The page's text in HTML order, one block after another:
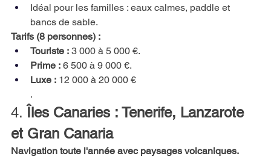
Idéal pour les familles : eaux calmes, paddle et
bancs de sable.
Tarifs (8 personnes) :
Touriste : 3 000 à 5 000 €.
Prime : 6 500 à 9 000 €.
Luxe : 12 000 à 20 000 €
.
4.
Îles Canaries : Tenerife, Lanzarote
et Gran Canaria
Navigation toute l'année avec paysages volcaniques.